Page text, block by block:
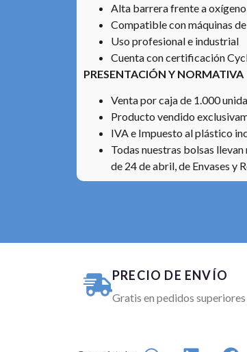
Alta barrera frente a
Compatible con máquinas
Uso profesional e industrial
Cuenta con certificación
PRESENTACIÓN Y NORMATIVA
Venta por caja de 1.000
Producto vendido
IVA e Impuesto al plástico
Todas nuestras bolsas
de 24 de abril, de Envases y
PRECIO DE ENVÍO
Gratis en pedidos